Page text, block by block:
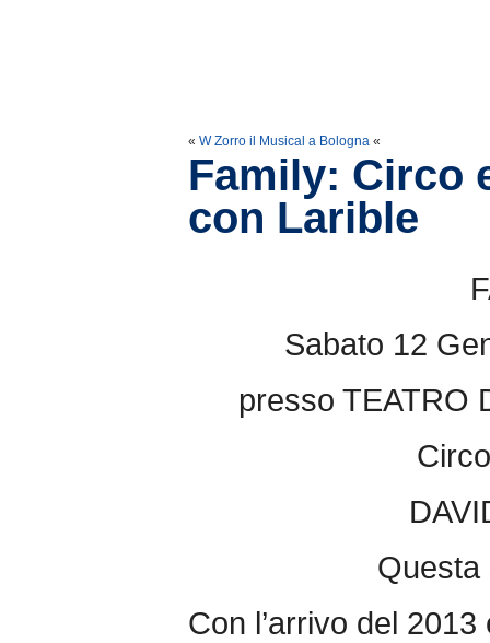
« W Zorro il Musical a Bologna «
Family: Circo
con Larible
Sabato 12
presso TEATRO
Con l’arrivo del